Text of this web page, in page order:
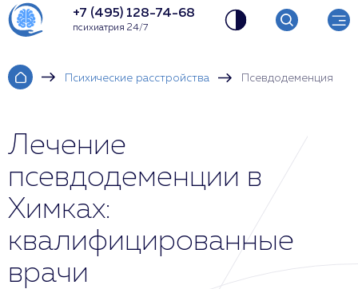
+7 (495) 128-74-68
психиатрия 24/7
Психические расстройства Псевдодеменция
Лечение
псевдодеменции в
Химках:
квалифицированные
врачи